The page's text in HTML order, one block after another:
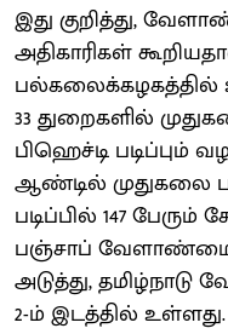
இது குறித்து,
அதிகாரிகள்
பல்கலைக்கழகத்தில்
33 துறைகளில்
பிஹெச்டி படிப்பும்
ஆண்டில் முதுகலை
படிப்பில் 147
பஞ்சாப்
அடுத்து,
2-ம் இடத்தில் உள்ளது.